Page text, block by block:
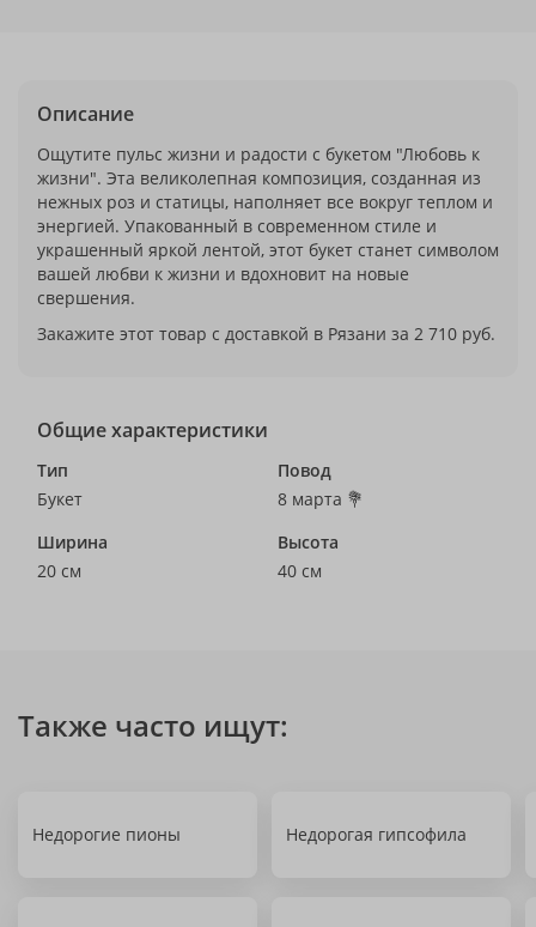
Описание
Ощутите пульс жизни и радости с букетом "Любовь к
жизни". Эта великолепная композиция, созданная из
нежных роз и статицы, наполняет все вокруг теплом и
энергией. Упакованный в современном стиле и
украшенный яркой лентой, этот букет станет символом
вашей любви к жизни и вдохновит на новые
свершения.
Закажите этот товар с доставкой в Рязани за 2 710 руб.
Общие характеристики
Тип
Букет
Повод
8 марта 💐
Ширина
20 см
Высота
40 см
Также часто ищут:
Недорогие пионы Недорогая гипсофила